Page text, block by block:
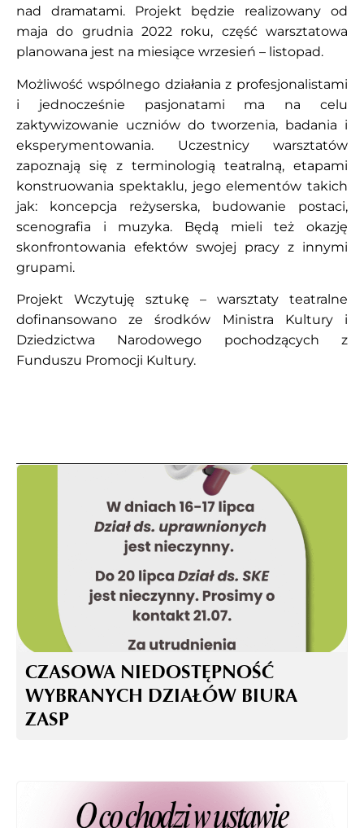
nad dramatami. Projekt będzie realizowany od
maja do grudnia 2022 roku, część warsztatowa
planowana jest na miesiące wrzesień – listopad.
Możliwość wspólnego działania z profesjonalistami
i jednocześnie pasjonatami ma na celu
zaktywizowanie uczniów do tworzenia, badania i
eksperymentowania. Uczestnicy warsztatów
zapoznają się z terminologią teatralną, etapami
konstruowania spektaklu, jego elementów takich
jak: koncepcja reżyserska, budowanie postaci,
scenografia i muzyka. Będą mieli też okazję
skonfrontowania efektów swojej pracy z innymi
grupami.
Projekt Wczytuję sztukę – warsztaty teatralne
dofinansowano ze środków Ministra Kultury i
Dziedzictwa Narodowego pochodzących z
Funduszu Promocji Kultury.
CZASOWA NIEDOSTĘPNOŚĆ
WYBRANYCH DZIAŁÓW BIURA
ZASP